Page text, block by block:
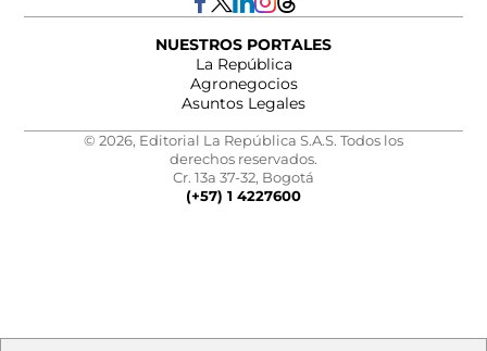
NUESTROS PORTALES
La República
Agronegocios
Asuntos Legales
© 2026, Editorial La República S.A.S. Todos los
derechos reservados.
Cr. 13a 37-32, Bogotá
(+57) 1 4227600